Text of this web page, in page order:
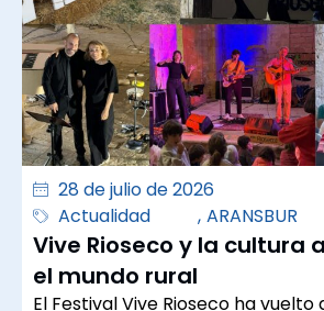
28 de julio de 2026
Actualidad
, ARANSBUR
Vive Rioseco y la cultura
el mundo rural
El Festival Vive Rioseco ha